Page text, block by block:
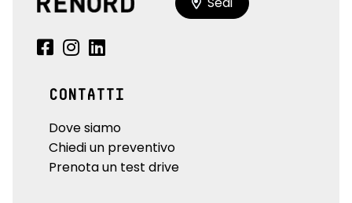
CONTATTI
Dove siamo
Chiedi un preventivo
Prenota un test drive